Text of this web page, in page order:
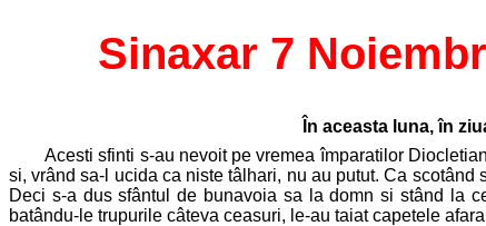
Sinaxar 7
În aceasta luna, în
Acesti sfinti s-au nevoit pe vremea împaratilor
si, vrând sa-l ucida ca niste tâlhari, nu au putut. Ca
Deci s-a dus sfântul de bunavoia sa la domn si stând la
batându-le trupurile câteva ceasuri, le-au taiat capetele